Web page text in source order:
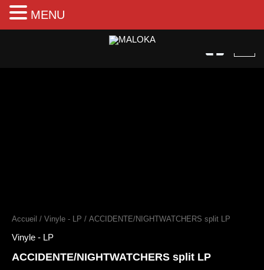
Aller
Accueil / Vinyle - LP / ACCIDENTE/NIGHTWATCHERS split LP
Vinyle - LP
ACCIDENTE/NIGHTWATCHERS split LP
MENU